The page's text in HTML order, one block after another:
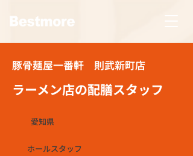
豚骨麺屋一番軒 則武新町店
ラーメン店の配膳スタッフ
愛知県
ホールスタッフ